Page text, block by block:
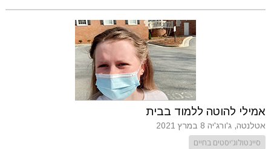
אמילי להוטה ללמוד בבית
אטלנטה, ג'ורג'יה 8 במרץ 2021
סיינטולוג'יסטים בחיים